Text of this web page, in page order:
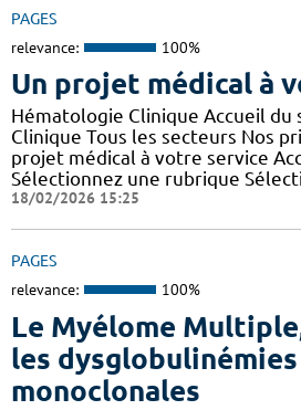
PAGES
relevance: 100%
Un projet médical à
Hématologie Clinique Accueil du
Clinique Tous les secteurs Nos
projet médical à votre service
Sélectionnez une rubrique
18/02/2026 15:25
PAGES
relevance: 100%
Le Myélome
les dysglobulinémies
monoclonales